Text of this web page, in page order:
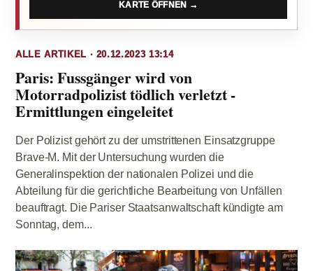
KARTE ÖFFNEN →
ALLE ARTIKEL · 20.12.2023 13:14
Paris: Fussgänger wird von
Motorradpolizist tödlich verletzt -
Ermittlungen eingeleitet
Der Polizist gehört zu der umstrittenen Einsatzgruppe
Brave-M. Mit der Untersuchung wurden die
Generalinspektion der nationalen Polizei und die
Abteilung für die gerichtliche Bearbeitung von Unfällen
beauftragt. Die Pariser Staatsanwaltschaft kündigte am
Sonntag, dem...